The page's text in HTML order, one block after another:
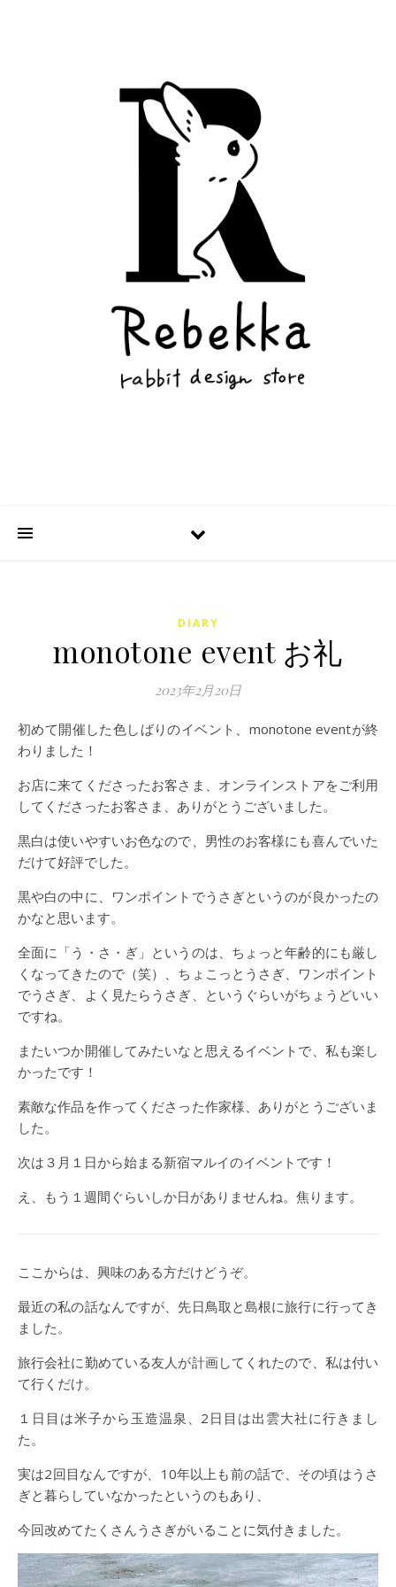
DIARY
monotone event お礼
2023年2月20日
初めて開催した色しばりのイベント、monotone eventが終
わりました！
お店に来てくださったお客さま、オンラインストアをご利用
してくださったお客さま、ありがとうございました。
黒白は使いやすいお色なので、男性のお客様にも喜んでいた
だけて好評でした。
黒や白の中に、ワンポイントでうさぎというのが良かったの
かなと思います。
全面に「う・さ・ぎ」というのは、ちょっと年齢的にも厳し
くなってきたので（笑）、ちょこっとうさぎ、ワンポイント
でうさぎ、よく見たらうさぎ、というぐらいがちょうどいい
ですね。
またいつか開催してみたいなと思えるイベントで、私も楽し
かったです！
素敵な作品を作ってくださった作家様、ありがとうございま
した。
次は３月１日から始まる新宿マルイのイベントです！
え、もう１週間ぐらいしか日がありませんね。焦ります。
ここからは、興味のある方だけどうぞ。
最近の私の話なんですが、先日鳥取と島根に旅行に行ってき
ました。
旅行会社に勤めている友人が計画してくれたので、私は付い
て行くだけ。
１日目は米子から玉造温泉、2日目は出雲大社に行きまし
た。
実は2回目なんですが、10年以上も前の話で、その頃はうさ
ぎと暮らしていなかったというのもあり、
今回改めてたくさんうさぎがいることに気付きました。